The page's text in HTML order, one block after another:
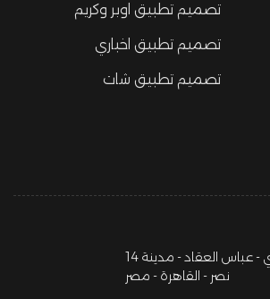
تصميم تطبيق اوبر وكريم
تصميم تطبيق اخباري
تصميم تطبيق شات
14 عبدالرزاق السنهوري - عباس العقاد - مدينة
نصر - القاهرة - مصر